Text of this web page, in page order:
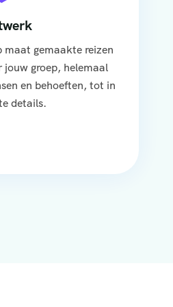
maat gemaakte reizen
jouw groep, helemaal
en behoeften, tot in
details.